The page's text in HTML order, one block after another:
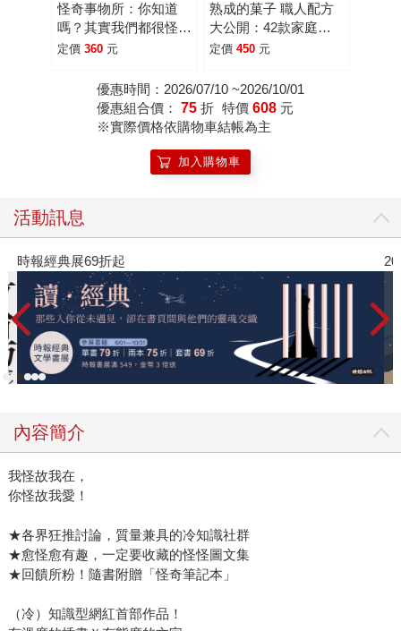
隻食用，請保護國產豬隻，給豬隻與豬農一個可以生存的環
境。財政部關務署台北關表示，旅客若不清楚攜帶物品是否
題結束，來個怪奇事物所小知識吧！文章擷取自怪奇事物所
一書大家知道嗎？其實你知道嗎？其實你很有可能比豬還胖!!!
愛說別人胖的跟豬一樣的人類，你們，真的有想過豬的感受
嗎？ 一般來說，人類女性的體脂大於30%、男性大於25%，
就會被認為是肥胖。但國外的研究指出，儘管品種、性別、
但豬的體脂肪率，平均而言會落在18%-低於人類的肥胖標
動雲的程度了。 所以豬真的未必有你們想像的胖，說不定牠
們私底下還會罵太胖的豬說：『欸你怎麼胖得跟人一樣阿!?』
怪奇事物所：你知道
嗎？其實我們都很怪！
(隨書附贈怪奇筆記本)
定價 360 元
熟成的菓子 職人配方
大公開：42款家庭小
烤箱也能做出來的人氣
心
定價 450 元
優惠時間：2026/07/10 ~2026/10/01
優惠組合價： 75 折 特價 608 元
※實際價格依購物車結帳為主
加入購物車
活動訊息
時報經典展69折起
內容簡介
我怪故我在，
你怪故我愛！
★各界狂推討論，質量兼具的冷知識社群
★愈怪愈有趣，一定要收藏的怪怪圖文集
★回饋所粉！隨書附贈「怪奇筆記本」
（冷）知識型網紅首部作品！